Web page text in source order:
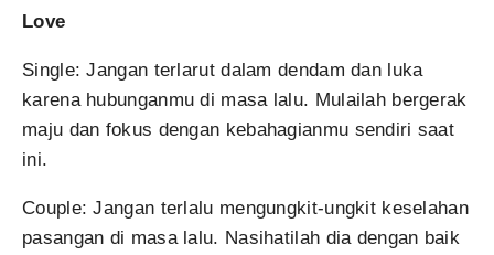
Love
Single: Jangan terlarut dalam dendam dan luka
karena hubunganmu di masa lalu. Mulailah bergerak
maju dan fokus dengan kebahagianmu sendiri saat
ini.
Couple: Jangan terlalu mengungkit-ungkit keselahan
pasangan di masa lalu. Nasihatilah dia dengan baik